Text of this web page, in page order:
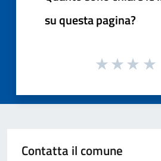
su questa pagina?
Contatta il comune